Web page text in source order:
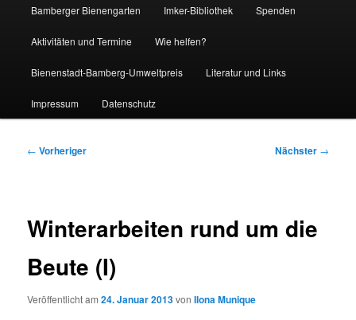
Bamberger Bienengarten Imker-Bibliothek Spenden
Aktivitäten und Termine Wie helfen?
Bienenstadt-Bamberg-Umweltpreis Literatur und Links
Impressum Datenschutz
Beitragsnavigation
← Vorheriger Nächster →
Winterarbeiten rund um die
Beute (I)
Veröffentlicht am24. Januar 2013vonIlona Munique